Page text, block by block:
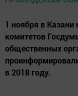
1 ноября в Казани
комитетов
общественных
в 2018 году.